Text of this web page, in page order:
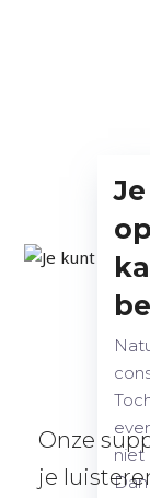
niet
Onze
je